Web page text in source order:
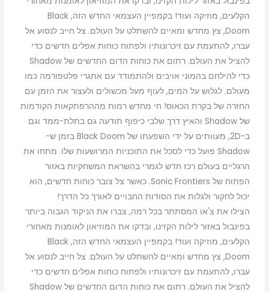
הקלעים, מוזיקה ועוד! בקמפיין העצמאי החדש הזה, Black
Doom, צץ מחדש ומאיים להשתלט על העולם. צל חייב לנסוע אל
עברו, להתעמת עם זיכרונותיו ולפתוח כוחות אפלים חדשים כדי
להציל את העולם. רתום את כוחות הדום החדשים של Shadow
כדי להילחם בהמוני אויבים ולהתמודד עם אתגרי פלטפורמה כמו
מעולם. לגלוש על המים, לעוף מעל מכשולים ולעצור את הזמן עם
החזרה של בקרת הכאוס! חי מחדש רמות מההרפתקאות הקודמות
של Shadow והאיץ דרך שלבי כיפוף תודעה גם בתלת-ממד וגם
ב-2D, מעוותים על ידי השפעתו של Black Doom בזמן ש-
Shadow פועל כדי לסכל את התוכניות המרושעות שלו. מתחו את
הרגליים בעולם רכז חדש לגמרי בהשראת המשחקיות באזור
הפתוח של Sonic Frontiers. כאשר צל צובר כוחות חדשים, הוא
יכול לחקור ולגלות את הסודות החבויים לאורך כל הדרך!
הצילו את צ'או המסתתר בכל רמה, צברו את הניקוד הגבוה ביותר
בפינבול באזור לילות הקזינו, ובדקו את המוזיאון לאומנות מאחורי
הקלעים, מוזיקה ועוד! בקמפיין העצמאי החדש הזה, Black
Doom, צץ מחדש ומאיים להשתלט על העולם. צל חייב לנסוע אל
עברו, להתעמת עם זיכרונותיו ולפתוח כוחות אפלים חדשים כדי
להציל את העולם. רתום את כוחות הדום החדשים של Shadow